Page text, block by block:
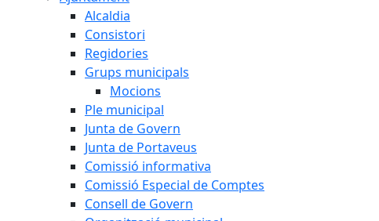
Alcaldia
Consistori
Regidories
Grups municipals
Mocions
Ple municipal
Junta de Govern
Junta de Portaveus
Comissió informativa
Comissió Especial de Comptes
Consell de Govern